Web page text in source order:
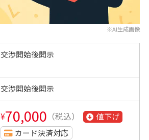
※AI生成画像
交渉開始後開示
交渉開始後開示
¥70,000 （税込）
値下げ
カード決済対応